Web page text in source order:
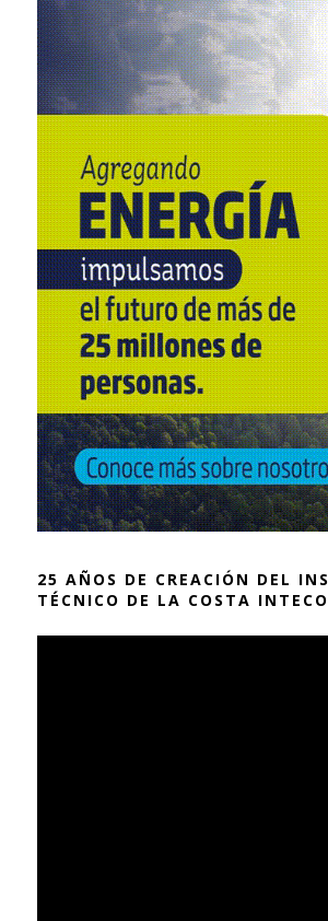
25 AÑOS DE CREACIÓN DEL
TÉCNICO DE LA COSTA INTECO